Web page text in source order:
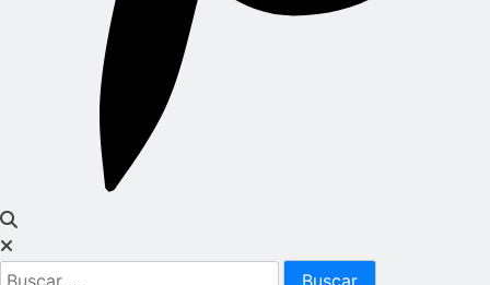
Buscar: